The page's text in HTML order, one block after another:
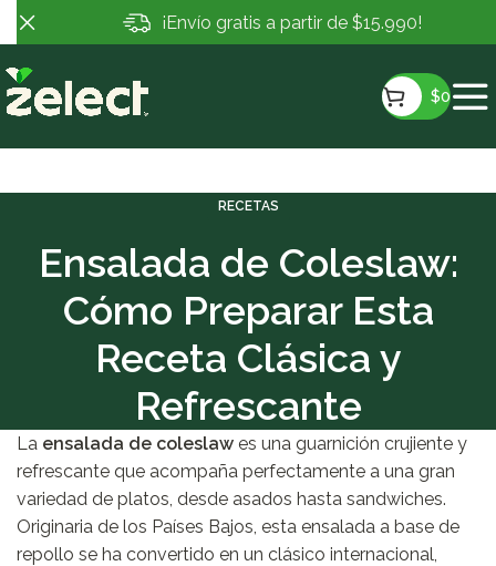
$0
RECETAS
Ensalada de Coleslaw:
Cómo Preparar Esta
Receta Clásica y
Refrescante
La ensalada de coleslaw es una guarnición crujiente y
refrescante que acompaña perfectamente a una gran
variedad de platos, desde asados hasta sandwiches.
Originaria de los Países Bajos, esta ensalada a base de
repollo se ha convertido en un clásico internacional,
¡Envío gratis a partir de $15.990!